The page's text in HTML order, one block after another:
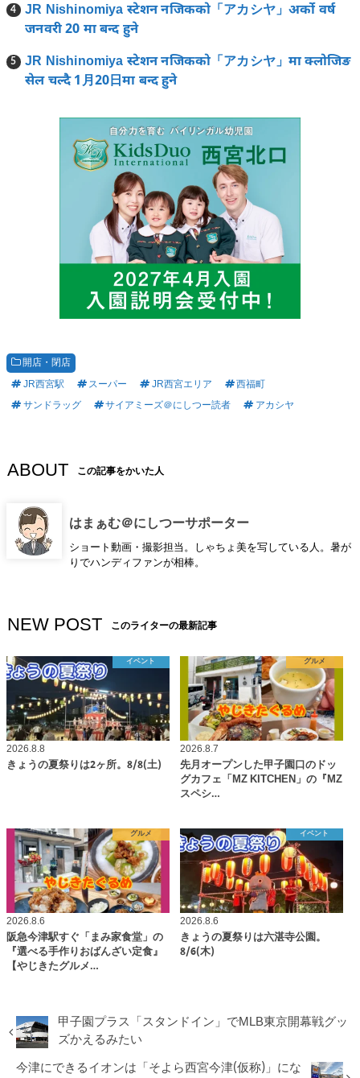
JR Nishinomiya स्टेशन नजिकको「アカシヤ」अर्को वर्ष
जनवरी 20 मा बन्द हुने
JR Nishinomiya स्टेशन नजिकको「アカシヤ」मा क्लोजिङ
सेल चल्दै 1月20日मा बन्द हुने
開店・閉店
JR西宮駅
スーパー JR西宮エリア
西福町
サンドラッグ
サイアミーズ＠にしつー読者 アカシヤ
ABOUT この記事をかいた人
はまぁむ＠にしつーサポーター
ショート動画・撮影担当。しゃちょ美を写している人。暑が
りでハンディファンが相棒。
NEW POST このライターの最新記事
イベント
2026.8.8
きょうの夏祭りは2ヶ所。8/8(土)
グルメ
2026.8.7
先月オープンした甲子園口のドッ
グカフェ「MZ KITCHEN」の『MZ
スペシ…
グルメ
2026.8.6
阪急今津駅すぐ「まみ家食堂」の
『選べる手作りおばんざい定食』
【やじきたグルメ…
イベント
2026.8.6
きょうの夏祭りは六湛寺公園。
8/6(木)
甲子園プラス「スタンドイン」でMLB東京開幕戦グッ
ズかえるみたい
今津にできるイオンは「そよら西宮今津(仮称)」にな